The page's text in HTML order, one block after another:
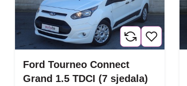
Ford Tourneo Connect
Grand 1.5 TDCI (7 sjedala)